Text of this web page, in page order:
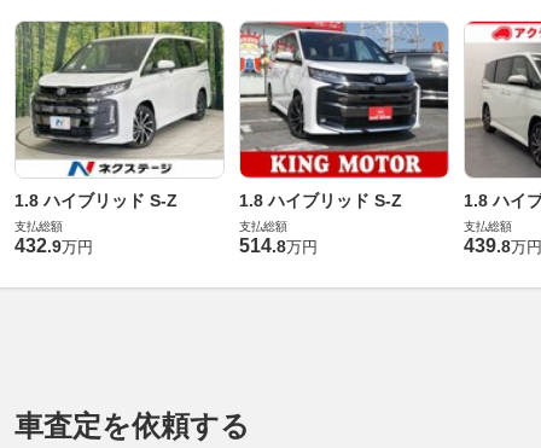
1.8 ハイブリッド S-Z
支払総額
432.9万円
1.8 ハイブリッド S-Z
支払総額
514.8万円
1.8 ハイ
支払総額
439.8万円
車査定を依頼する